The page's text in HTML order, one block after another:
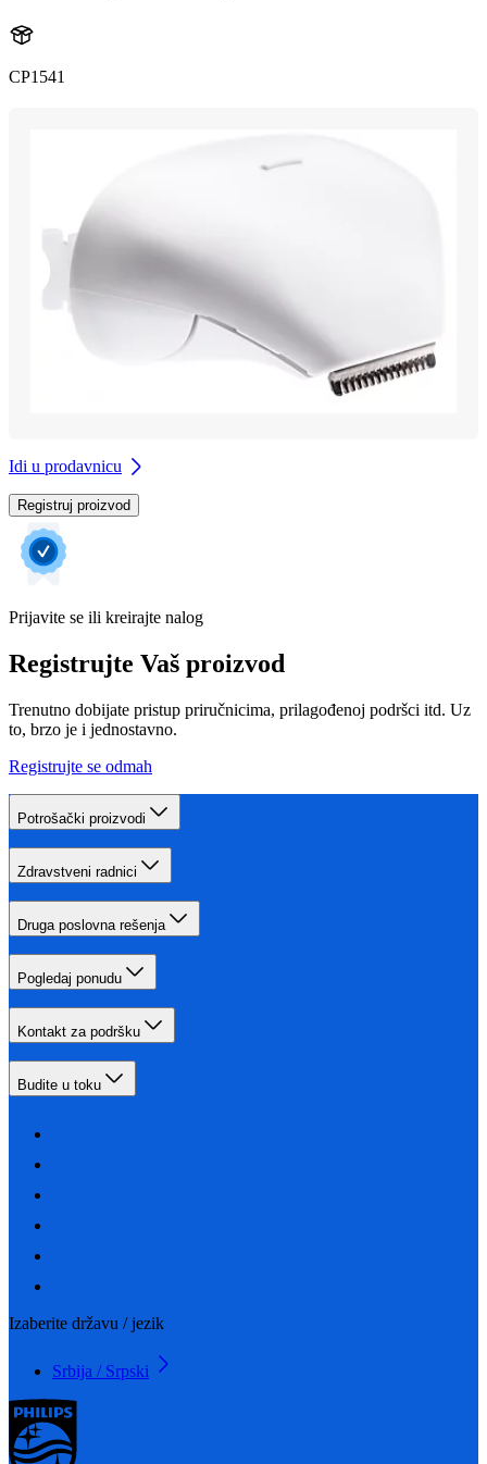
CP1541
Idi u prodavnicu
Registruj proizvod
Prijavite se ili kreirajte nalog
Registrujte Vaš proizvod
Trenutno dobijate pristup priručnicima, prilagođenoj podršci itd. Uz
to, brzo je i jednostavno.
Registrujte se odmah
Potrošački proizvodi
Zdravstveni radnici
Druga poslovna rešenja
Pogledaj ponudu
Kontakt za podršku
Budite u toku
Izaberite državu / jezik
Srbija / Srpski